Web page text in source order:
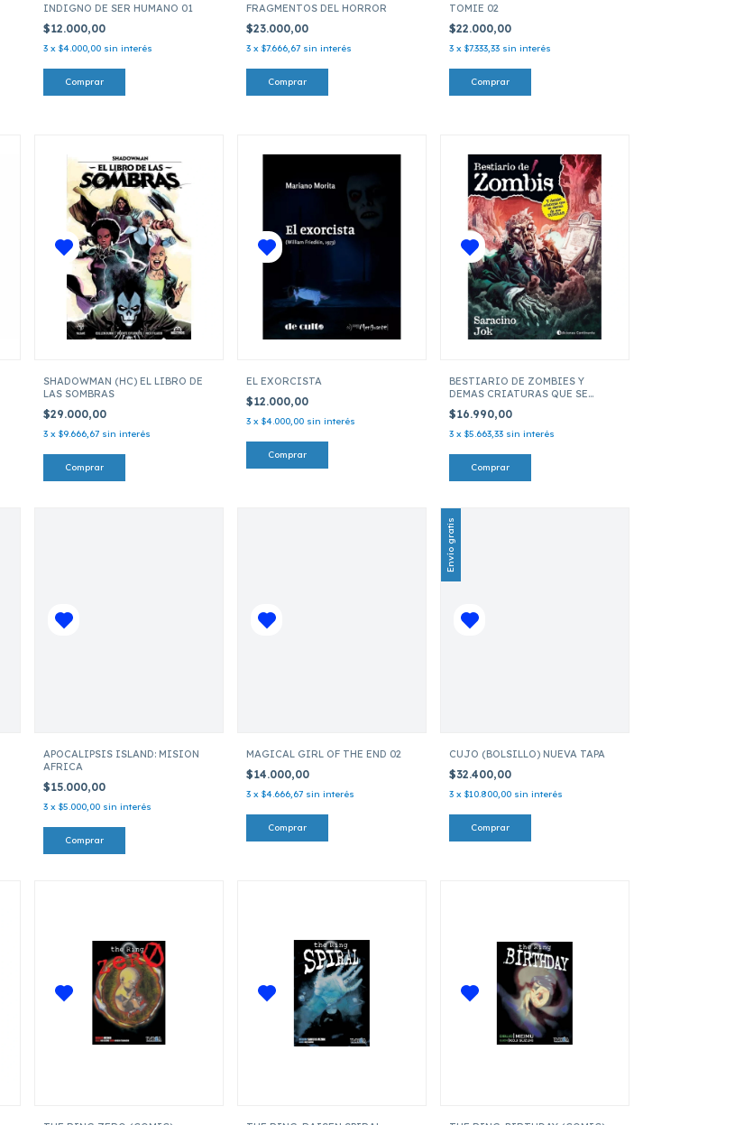
INDIGNO DE SER HUMANO 01
$12.000,00
3 x $4.000,00 sin interés
FRAGMENTOS DEL HORROR
$23.000,00
3 x $7.666,67 sin interés
TOMIE 02
$22.000,00
3 x $7.333,33 sin interés
SHADOWMAN (HC) EL LIBRO DE
LAS SOMBRAS
$29.000,00
3 x $9.666,67 sin interés
EL EXORCISTA
$12.000,00
3 x $4.000,00 sin interés
BESTIARIO DE ZOMBIES Y
DEMAS CRIATURAS QUE SE
$16.990,00
3 x $5.663,33 sin interés
APOCALIPSIS ISLAND: MISION
AFRICA
$15.000,00
3 x $5.000,00 sin interés
MAGICAL GIRL OF THE END 02
$14.000,00
3 x $4.666,67 sin interés
Envío gratis
CUJO (BOLSILLO) NUEVA TAPA
$32.400,00
3 x $10.800,00 sin interés